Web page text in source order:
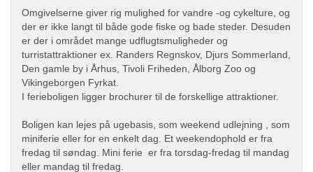
Omgivelserne giver rig mulighed for vandre -og cykelture, og
der er ikke langt til både gode fiske og bade steder. Desuden
er der i området mange udflugtsmuligheder og
turristattraktioner ex. Randers Regnskov, Djurs Sommerland,
Den gamle by i Århus, Tivoli Friheden, Ålborg Zoo og
Vikingeborgen Fyrkat.
I ferieboligen ligger brochurer til de forskellige attraktioner.
Boligen kan lejes på ugebasis, som weekend udlejning , som
miniferie eller for en enkelt dag. Et weekendophold er fra
fredag til søndag. Mini ferie er fra torsdag-fredag til mandag
eller mandag til fredag.